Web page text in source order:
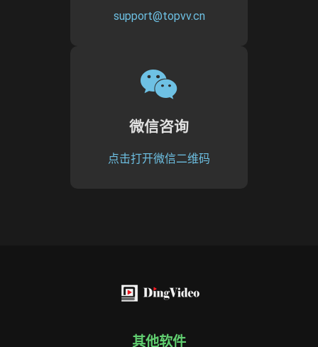
support@topvv.cn
微信咨询
点击打开微信二维码
其他软件